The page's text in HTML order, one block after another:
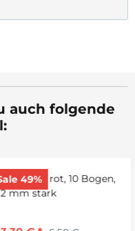
auch folgende
49%